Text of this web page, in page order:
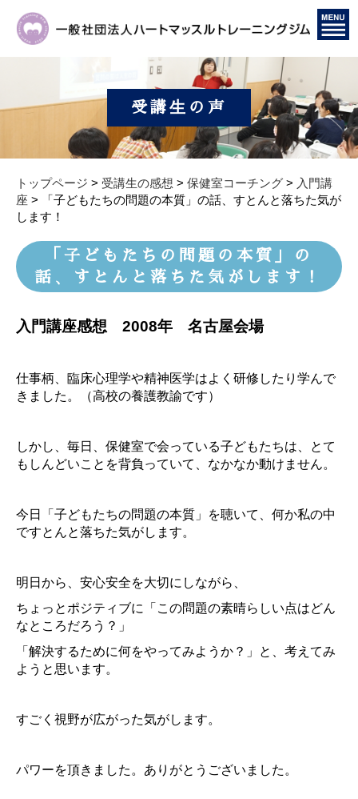
受講生の声
トップページ > 受講生の感想 > 保健室コーチング > 入門講
座 >
「子どもたちの問題の本質」の話、すとんと落ちた気が
します！
「子どもたちの問題の本質」の
話、すとんと落ちた気がします！
入門講座感想 2008年 名古屋会場
仕事柄、臨床心理学や精神医学はよく研修したり学んで
きました。（高校の養護教諭です）
しかし、毎日、保健室で会っている子どもたちは、とて
もしんどいことを背負っていて、なかなか動けません。
今日「子どもたちの問題の本質」を聴いて、何か私の中
ですとんと落ちた気がします。
明日から、安心安全を大切にしながら、
ちょっとポジティブに「この問題の素晴らしい点はどん
なところだろう？」
「解決するために何をやってみようか？」と、考えてみ
ようと思います。
すごく視野が広がった気がします。
パワーを頂きました。ありがとうございました。